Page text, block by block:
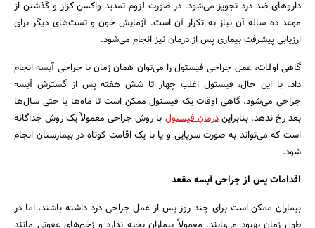
داروهای ضد درد تجویز می‌شود. در صورت لزوم تمدید واکسن کزاز و گذشتن از
موعد ده ساله‌ آن نیاز به تکرار آن است. آزمایش خون و تست‌های دیگر برای
ارزیابی پیشرفت بیماری پس از درمان نیز انجام می‌شود.
گاهی اوقات، عمل جراحی فیستول را می‌توان همان زمان با جراحی آبسه انجام
داد. با این حال، فیستول اغلب چهار تا شش هفته پس از گسترش آبسه
جراحی می‌شود. گاهی اوقات یک فیستول ممکن است تا ماه‌ها یا حتی سال‌ها
بعد رخ ندهد. بنابرایندرمان فیستول با روش جراحی معمولاً یک روش جداگانه
است که می‌تواند به صورت سرپایی و یا با یک اقامت کوتاه در بیمارستان انجام
شود.
اقدامات پس از جراحی آبسه مقعد
بیماران ممکن است برای چند روز پس از عمل جراحی درد داشته باشند، اما در